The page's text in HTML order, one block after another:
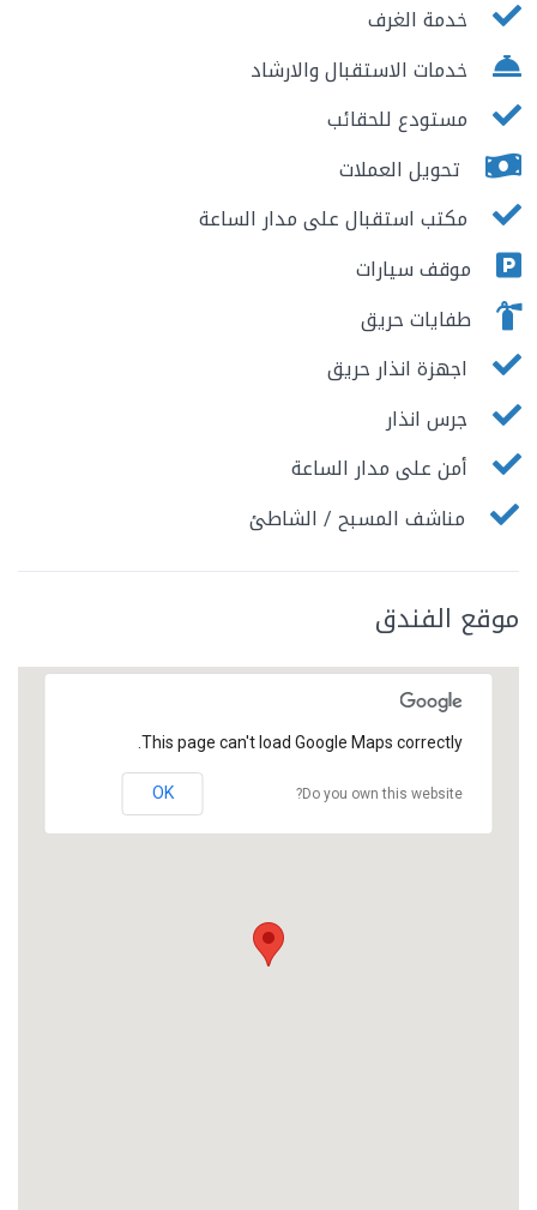
خدمة الغرف
خدمات الاستقبال والارشاد
مستودع للحقائب
تحويل العملات
مكتب استقبال على مدار الساعة
موقف سيارات
طفايات حريق
اجهزة انذار حريق
جرس انذار
أمن على مدار الساعة
مناشف المسبح / الشاطئ
موقع الفندق
This page can't load Google Maps correctly.
Do you own this website?
OK